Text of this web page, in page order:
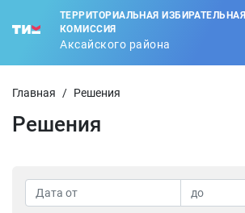
ТЕРРИТОРИАЛЬНАЯ ИЗБИРАТЕЛЬНАЯ
КОМИССИЯ
Аксайского района
Главная / Решения
Решения